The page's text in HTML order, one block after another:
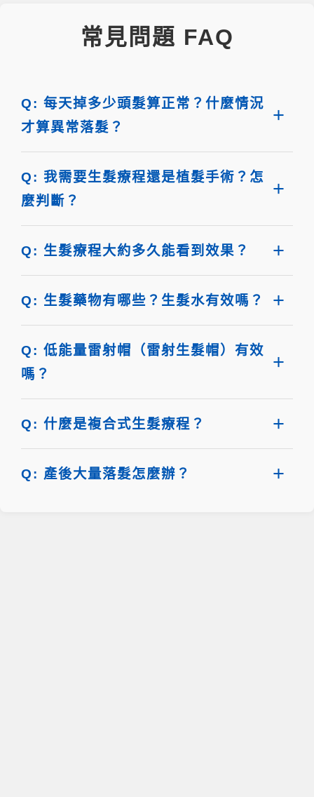
常見問題 FAQ
Q: 每天掉多少頭髮算正常？什麼情況
才算異常落髮？
Q: 我需要生髮療程還是植髮手術？怎
麼判斷？
Q: 生髮療程大約多久能看到效果？
Q: 生髮藥物有哪些？生髮水有效嗎？
Q: 低能量雷射帽（雷射生髮帽）有效
嗎？
Q: 什麼是複合式生髮療程？
Q: 產後大量落髮怎麼辦？